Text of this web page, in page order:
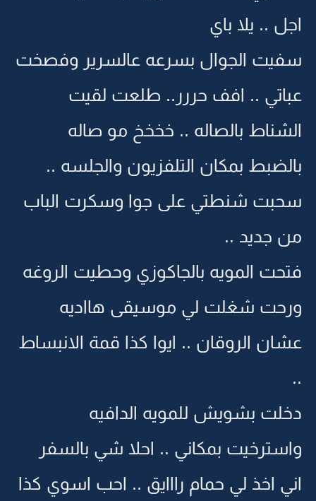
اجل .. يلا باي
سفيت الجوال بسرعه عالسرير وفصخت
عباتي .. افف حررر.. طلعت لقيت
الشناط بالصاله .. خخخخ مو صاله
بالضبط بمكان التلفزيون والجلسه ..
سحبت شنطتي على جوا وسكرت الباب
من جديد ..
فتحت المويه بالجاكوزي وحطيت الروغه
ورحت شغلت لي موسيقى هااديه
عشان الروقان .. ايوا كذا قمة الانبساط
..
دخلت بشويش للمويه الدافيه
واسترخيت بمكاني .. احلا شي بالسفر
اني اخذ لي حمام رااايق .. احب اسوي كذا